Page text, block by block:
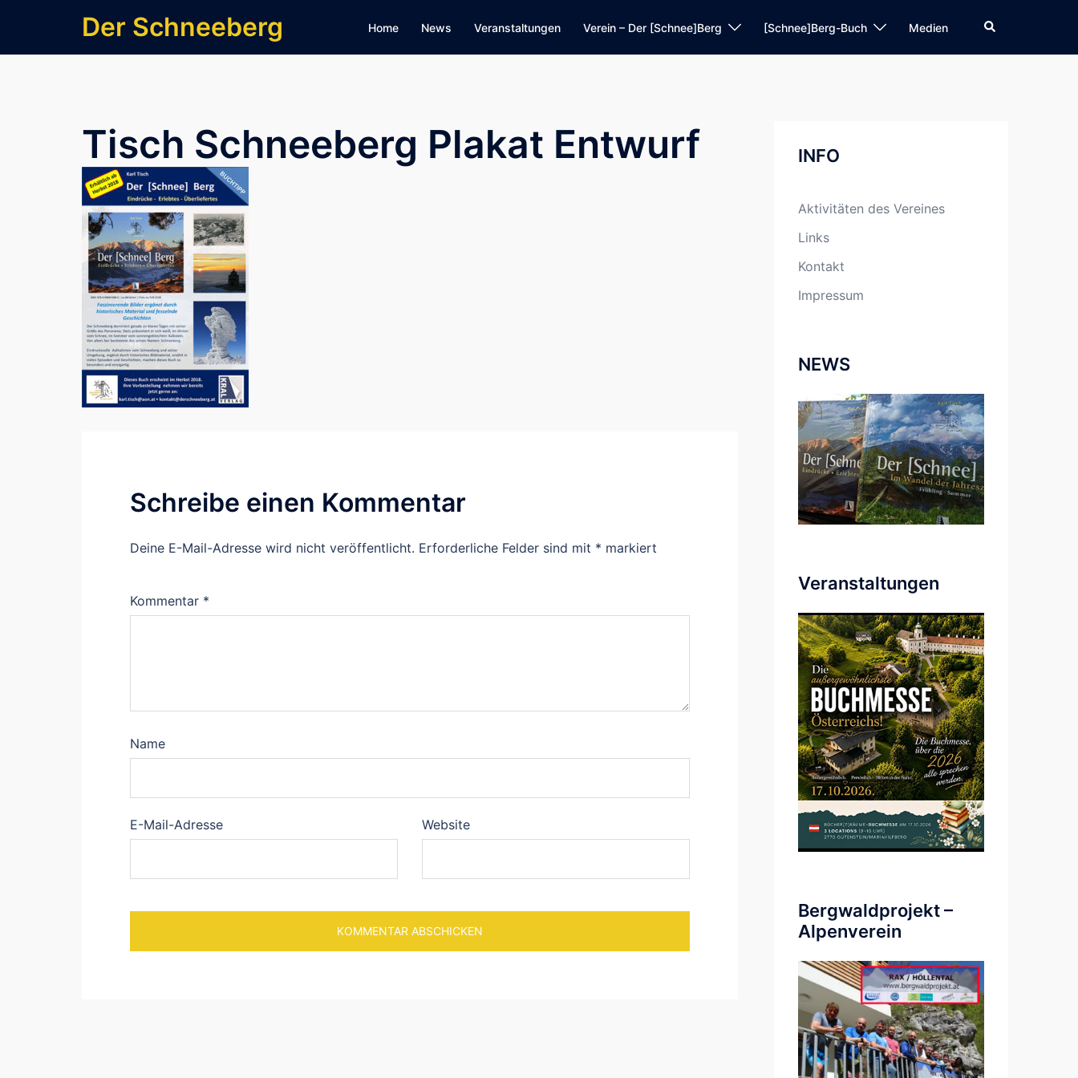
springen
Der Schneeberg Home News Veranstaltungen Verein – Der [Schnee]Berg [Schnee]Berg-Buch Medien Suche
Tisch Schneeberg Plakat Entwurf
Schreibe einen Kommentar
Deine E-Mail-Adresse wird nicht veröffentlicht. Erforderliche Felder sind mit * markiert
Kommentar *
Name
E-Mail-Adresse Website
INFO
Aktivitäten des Vereines
Links
Kontakt
Impressum
NEWS
Veranstaltungen
Bergwaldprojekt –
Alpenverein